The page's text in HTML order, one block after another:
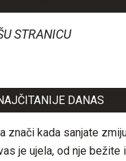
STRANICU
DANAS
znači kada sanjate
je ujela, od nje bežite